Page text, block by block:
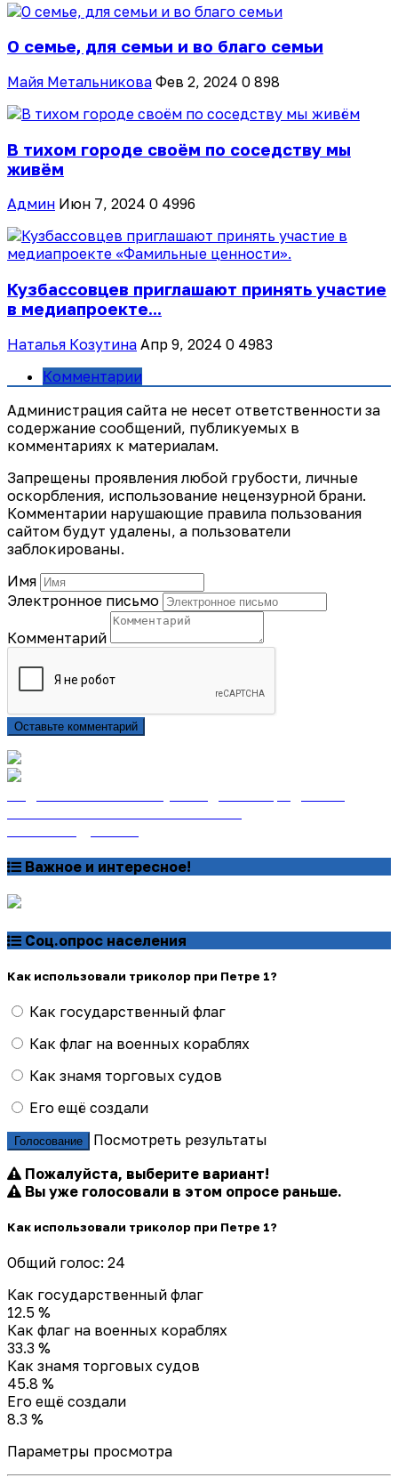
О семье, для семьи и во благо семьи
Майя Метальникова Фев 2, 2024 0 898
В тихом городе своём по соседству мы
живём
Админ Июн 7, 2024 0 4996
Кузбассовцев приглашают принять участие
в медиапроекте...
Наталья Козутина Апр 9, 2024 0 4983
Комментарии
Администрация сайта не несет ответственности за
содержание сообщений, публикуемых в
комментариях к материалам.
Запрещены проявления любой грубости, личные
оскорбления, использование нецензурной брани.
Комментарии нарушающие правила пользования
сайтом будут удалены, а пользователи
заблокированы.
Имя
Электронное письмо
Комментарий
Оставьте комментарий
Важное и интересное!
Соц.опрос населения
Как использовали триколор при Петре 1?
Как государственный флаг
Как флаг на военных кораблях
Как знамя торговых судов
Его ещё создали
Голосование
Посмотреть результаты
Пожалуйста, выберите вариант!
Вы уже голосовали в этом опросе раньше.
Как использовали триколор при Петре 1?
Общий голос: 24
Как государственный флаг
12.5 %
Как флаг на военных кораблях
33.3 %
Как знамя торговых судов
45.8 %
Его ещё создали
8.3 %
Параметры просмотра